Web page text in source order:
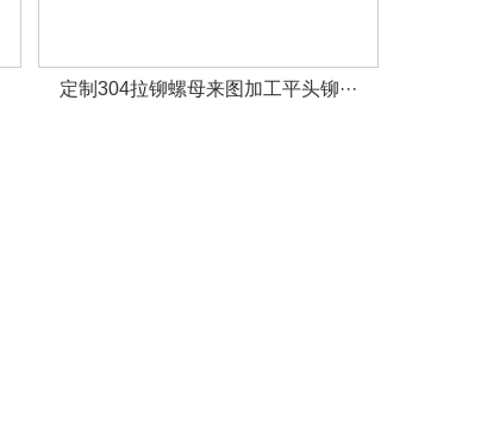
定制304拉铆螺母来图加工平头铆···